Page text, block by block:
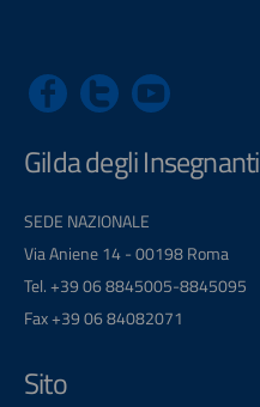
Gilda degli Insegnanti
SEDE NAZIONALE
Via Aniene 14 - 00198 Roma
Tel. +39 06 8845005-8845095
Fax +39 06 84082071
Sito